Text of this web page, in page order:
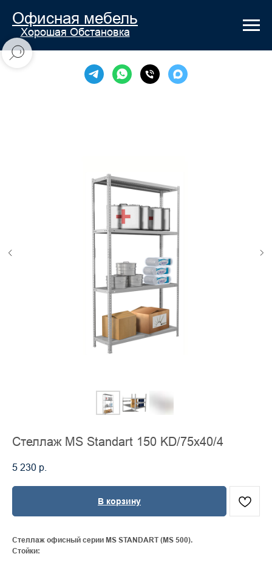
Офисная мебель
Хорошая Обстановка
Стеллаж MS Standart 150 KD/75х40/4
5 230 р.
В корзину
Стеллаж офисный серии MS STANDART (MS 500).
Стойки: